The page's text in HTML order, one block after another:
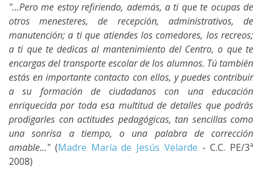
"...Pero me estoy refiriendo, además, a ti que te ocupas de
otros menesteres, de recepción, administrativos, de
manutención; a ti que atiendes los comedores, los recreos;
a ti que te dedicas al mantenimiento del Centro, o que te
encargas del transporte escolar de los alumnos. Tú también
estás en importante contacto con ellos, y puedes contribuir
a su formación de ciudadanos con una educación
enriquecida por toda esa multitud de detalles que podrás
prodigarles con actitudes pedagógicas, tan sencillas como
una sonrisa a tiempo, o una palabra de corrección
amable..." (Madre María de Jesús Velarde - C.C. PE/3ª
2008)